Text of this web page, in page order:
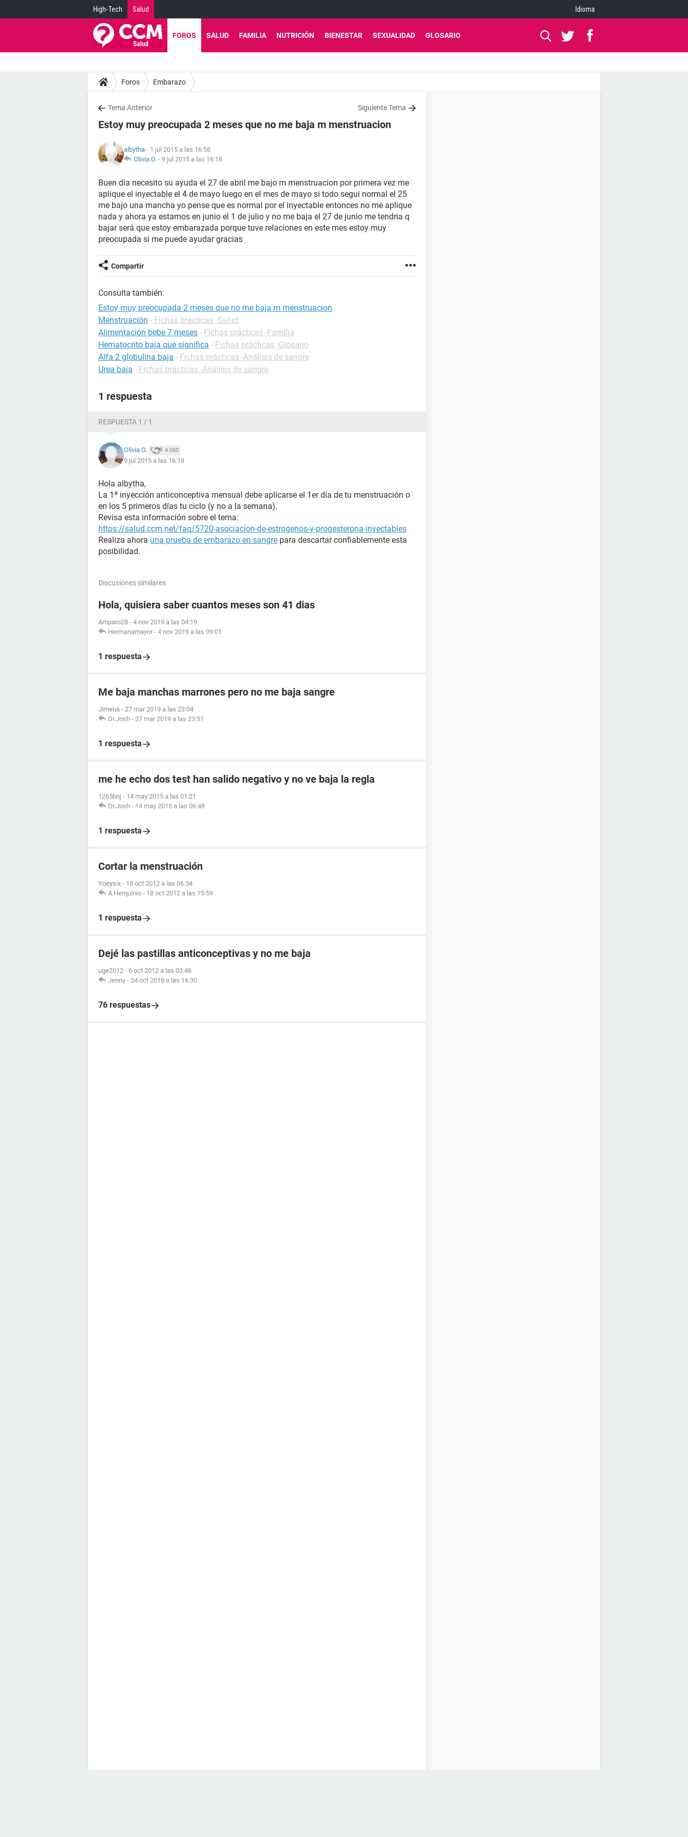
High-Tech Salud Idioma
FOROS SALUD FAMILIA NUTRICIÓN BIENESTAR SEXUALIDAD GLOSARIO
Foros Embarazo
Tema Anterior Siguiente Tema
Estoy muy preocupada 2 meses que no me baja m menstruacion
albytha - 1 jul 2015 a las 16:58
Olivia.O. - 9 jul 2015 a las 16:18
Buen dia necesito su ayuda el 27 de abril me bajo m menstruacion por primera vez me
aplique el inyectable el 4 de mayo luego en el mes de mayo si todo segui normal el 25
me bajo una mancha yo pense que es normal por el inyectable entonces no me aplique
nada y ahora ya estamos en junio el 1 de julio y no me baja el 27 de junio me tendria q
bajar será que estoy embarazada porque tuve relaciones en este mes estoy muy
preocupada si me puede ayudar gracias
Compartir
Consulta también:
Estoy muy preocupada 2 meses que no me baja m menstruacion
Menstruación - Fichas prácticas -Salud
Alimentación bebe 7 meses - Fichas prácticas -Familia
Hematocrito baja que significa - Fichas prácticas -Glosario
Alfa 2 globulina baja - Fichas prácticas -Análisis de sangre
Urea baja - Fichas prácticas -Análisis de sangre
1 respuesta
RESPUESTA 1 / 1
Olivia.O. 4.080
9 jul 2015 a las 16:18
Hola albytha,
La 1ª inyección anticonceptiva mensual debe aplicarse el 1er día de tu menstruación o
en los 5 primeros días tu ciclo (y no a la semana).
Revisa esta información sobre el tema:
https://salud.ccm.net/faq/5720-asociacion-de-estrogenos-y-progesterona-inyectables
Realiza ahora una prueba de embarazo en sangre para descartar confiablemente esta
posibilidad.
Discusiones similares
Hola, quisiera saber cuantos meses son 41 dias
Amparo28 - 4 nov 2019 a las 04:19
Hermanamayor - 4 nov 2019 a las 09:01
1 respuesta
Me baja manchas marrones pero no me baja sangre
Jimena - 27 mar 2019 a las 23:04
Dr.Josh - 27 mar 2019 a las 23:51
1 respuesta
me he echo dos test han salido negativo y no ve baja la regla
1265bnj - 14 may 2015 a las 01:21
Dr.Josh - 14 may 2015 a las 06:48
1 respuesta
Cortar la menstruación
Yoeysix - 18 oct 2012 a las 06:34
A.Herquinio - 18 oct 2012 a las 15:59
1 respuesta
Dejé las pastillas anticonceptivas y no me baja
uge2012 - 6 oct 2012 a las 03:46
Jenny - 24 oct 2018 a las 16:30
76 respuestas